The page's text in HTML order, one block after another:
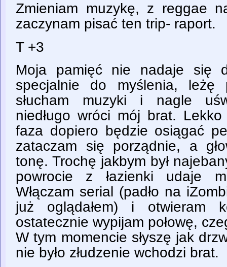
Zmieniam muzykę, z reggae
zaczynam pisać ten trip- raport.
T +3
Moja pamięć nie nadaje się
specjalnie do myślenia, leżę
słucham muzyki i nagle
niedługo wróci mój brat.
faza dopiero będzie osiągać
zataczam się porządnie, a
tonę. Trochę jakbym był
powrocie z łazienki udaje
Włączam serial (padło na
już oglądałem) i otwieram
ostatecznie wypijam połowę,
W tym momencie słyszę jak
nie było złudzenie wchodzi brat.